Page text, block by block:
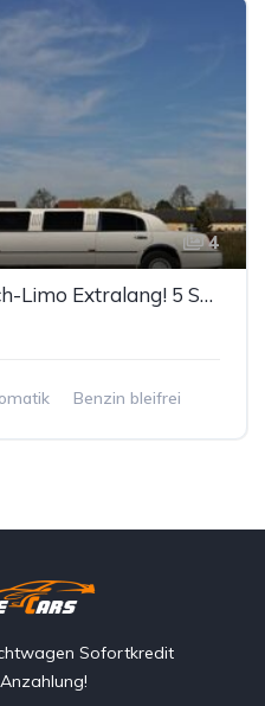
4
Lincoln Town Car Stretch-Limo Extralang! 5 Seitenfenster!
Benzin bleifrei
Sofortkredit